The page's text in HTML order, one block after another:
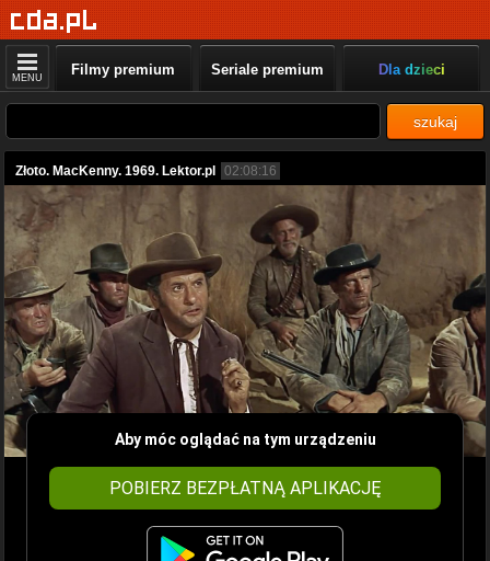
MENU Filmy premium Seriale premium Dla dzieci
szukaj
Złoto. MacKenny. 1969. Lektor.pl 02:08:16
Aby móc oglądać na tym urządzeniu
POBIERZ BEZPŁATNĄ APLIKACJĘ